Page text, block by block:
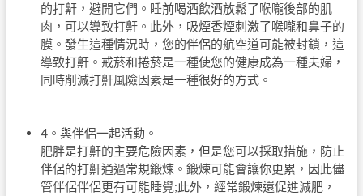
的打鼾，避開它們。睡前喝酒飲酒放鬆了喉嚨後部的肌
肉，可以導致打鼾。此外，吸煙香煙刺激了喉嚨和鼻子的
膜。發生這種情況時，您的伴侶的航空道可能被封鎖，這
導致打鼾。戒菸和捲菸是一種使您的健康成為一種夫婦，
同時削減打鼾風險因素是一種很好的方式。
4。與伴侶一起活動。
肥胖是打鼾的主要危險因素，但是您可以採取措施，防止
伴侶的打鼾通過常規鍛煉。鍛煉可能會讓你更累，因此儘
管伴侶伴侶更有可能睡覺;此外，經常鍛煉還促進減肥，